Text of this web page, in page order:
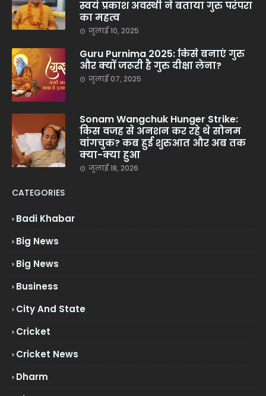
स्वयं प्रकाश अवस्थी ने बताया गुरु परंपरा
का महत्व
जुलाई 10, 2025
Guru Purnima 2025: किसे बनाएं गुरु
और क्यों जरूरी है गुरु दीक्षा लेना?
जुलाई 07, 2025
Sonam Wangchuk Hunger Strike:
किस वजह से अनशन कर रहे थे सोनम
वांगचुक? कब हुई शुरुआत और अब तक
क्या-क्या हुआ
जुलाई 18, 2026
CATEGORIES
Badi Khabar
Big News
Big News
Business
City And State
Cricket
Cricket News
Dharm